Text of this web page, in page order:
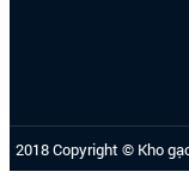
2018 Copyright © Kho